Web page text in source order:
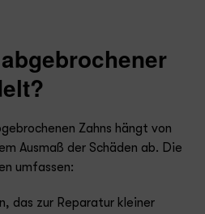
Zahns hängt von
Ausmaß der Schäden ab. Die
umfassen:
das zur Reparatur kleiner